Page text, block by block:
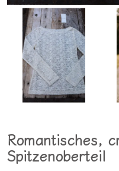
Romantisches,
Spitzenoberteil